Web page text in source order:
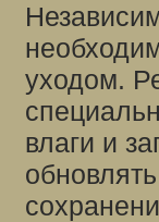
уходом.
влаги и